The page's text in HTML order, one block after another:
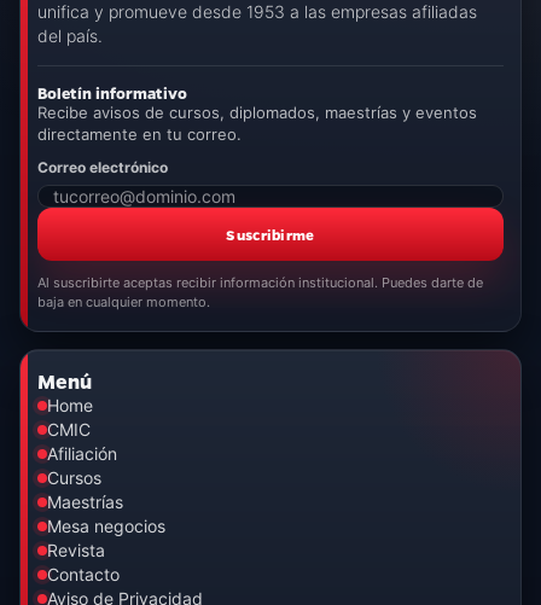
unifica y promueve desde 1953 a las empresas afiliadas
del país.
Boletín informativo
Recibe avisos de cursos, diplomados, maestrías y eventos
directamente en tu correo.
Correo electrónico
Suscribirme
Al suscribirte aceptas recibir información institucional. Puedes darte de
baja en cualquier momento.
Menú
Home
CMIC
Afiliación
Cursos
Maestrías
Mesa negocios
Revista
Contacto
Aviso de Privacidad